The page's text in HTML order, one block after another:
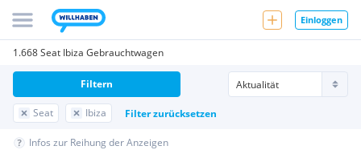
Einloggen
1.668 Seat Ibiza Gebrauchtwagen
Seat Ibiza Filter zurücksetzen
Filtern
Infos zur Reihung der Anzeigen